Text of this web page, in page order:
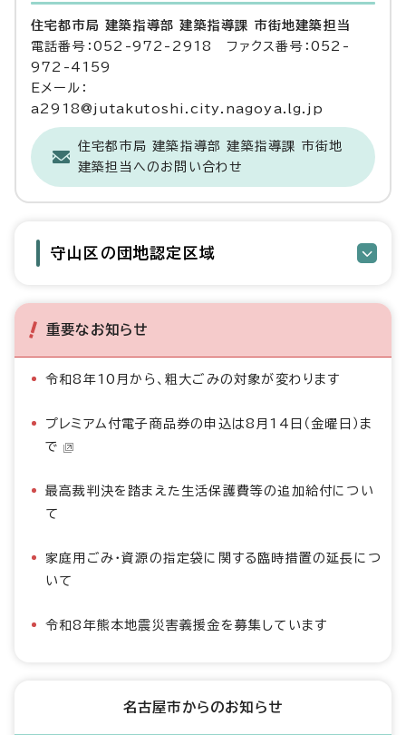
住宅都市局 建築指導部 建築指導課 市街地建築担当
電話番号：052-972-2918 ファクス番号：052-
972-4159
Eメール：
a2918@jutakutoshi.city.nagoya.lg.jp
住宅都市局 建築指導部 建築指導課 市街地
建築担当へのお問い合わせ
守山区の団地認定区域
重要なお知らせ
令和8年10月から、粗大ごみの対象が変わります
プレミアム付電子商品券の申込は8月14日（金曜日）ま
で
最高裁判決を踏まえた生活保護費等の追加給付につい
て
家庭用ごみ・資源の指定袋に関する臨時措置の延長につ
いて
令和8年熊本地震災害義援金を募集しています
名古屋市からのお知らせ